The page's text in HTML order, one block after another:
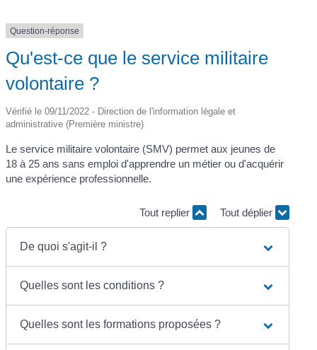
Question-réponse
Qu'est-ce que le service militaire
volontaire ?
Vérifié le 09/11/2022 - Direction de l'information légale et
administrative (Première ministre)
Le service militaire volontaire (SMV) permet aux jeunes de
18 à 25 ans sans emploi d'apprendre un métier ou d'acquérir
une expérience professionnelle.
Tout replier Tout déplier
De quoi s'agit-il ?
Quelles sont les conditions ?
Quelles sont les formations proposées ?